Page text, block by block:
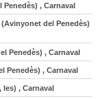
, Carnaval
del Penedès)
Penedès) , Carnaval
Penedès) , Carnaval
les) , Carnaval